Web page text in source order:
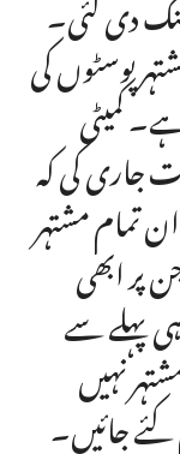
پوسٹوں کی
کمیٹی
جاری کی کہ
تمام مشتہر
پر ابھی
پہلے سے
نہیں
جائیں۔